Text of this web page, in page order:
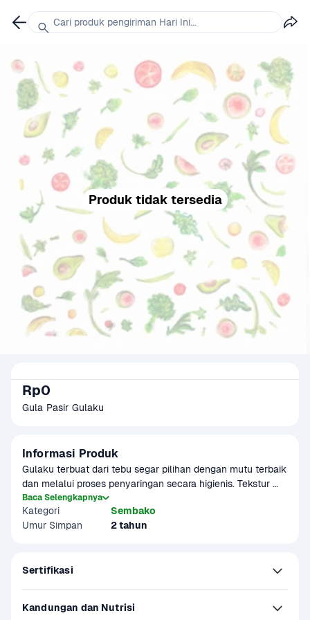
Produk tidak tersedia
Rp0
Gula Pasir Gulaku
Informasi Produk
Gulaku terbuat dari tebu segar pilihan dengan mutu terbaik
dan melalui proses penyaringan secara higienis. Tekstur
kristal gula konsisten, memiliki rasa manis alami dan tanpa
zat pemutih apapun.
Baca Selengkapnya
Kategori
Sembako
Umur Simpan
2 tahun
Sertifikasi
Kandungan dan Nutrisi
Cari produk pengiriman Hari Ini...